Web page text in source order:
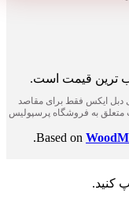
ترین قیمت است.
دبل ایکس فقط برای مقاصد
متعلق به فروشگاه پرسپولیس
Based on
.
کنید.